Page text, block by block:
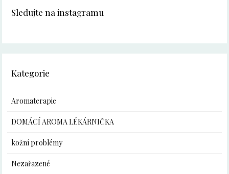
Sledujte na instagramu
Kategorie
Aromaterapie
DOMÁCÍ AROMA LÉKÁRNIČKA
kožní problémy
Nezařazené